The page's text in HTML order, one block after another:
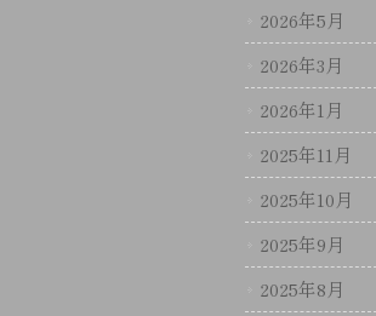
2026年5月
2026年3月
2026年1月
2025年11月
2025年10月
2025年9月
2025年8月